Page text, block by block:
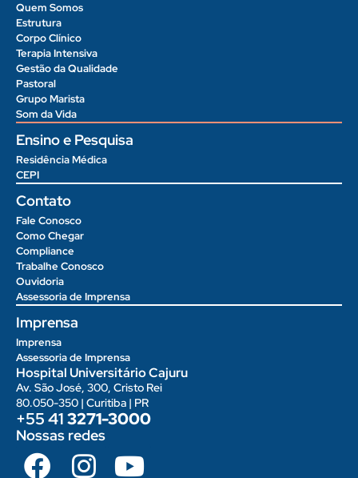
Quem Somos
Estrutura
Corpo Clínico
Terapia Intensiva
Gestão da Qualidade
Pastoral
Grupo Marista
Som da Vida
Ensino e Pesquisa
Residência Médica
CEPI
Contato
Fale Conosco
Como Chegar
Compliance
Trabalhe Conosco
Ouvidoria
Assessoria de Imprensa
Imprensa
Imprensa
Assessoria de Imprensa
Hospital Universitário Cajuru
Av. São José, 300, Cristo Rei
80.050-350 | Curitiba | PR
+55 413271-3000
Nossas redes